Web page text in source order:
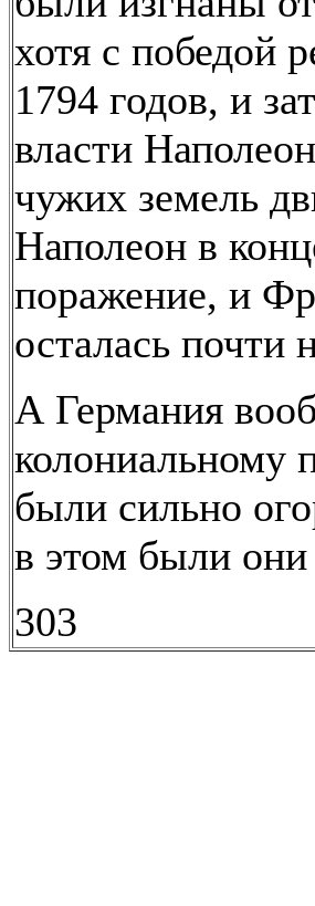
хотя с победой
1794 годов, и
власти
чужих земель
Наполеон в
поражение, и
осталась почти
А Германия
колониальному
были сильно
в этом были
303